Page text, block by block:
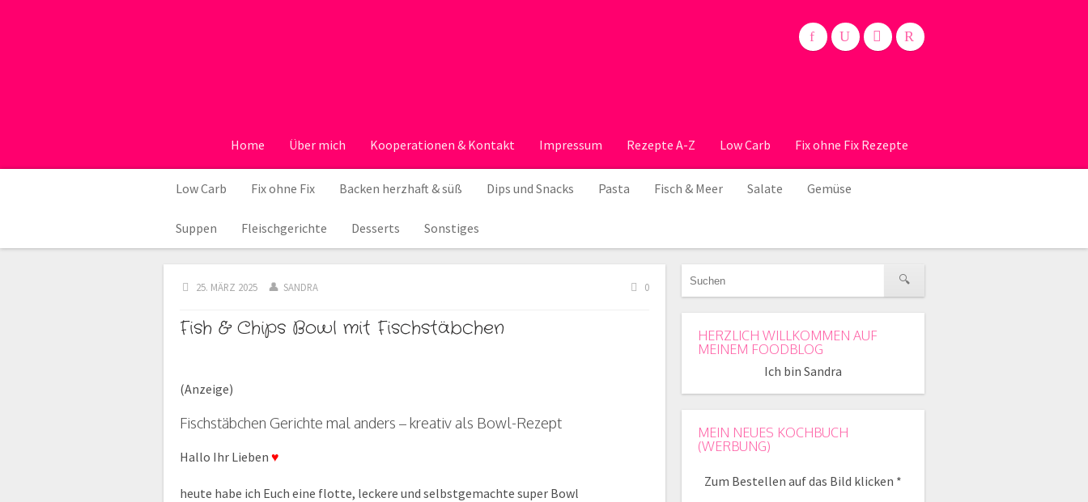
Home Über mich Kooperationen & Kontakt Impressum Rezepte A-Z Low Carb Fix ohne Fix Rezepte
Low Carb Fix ohne Fix Backen herzhaft & süß Dips und Snacks Pasta Fisch & Meer Salate Gemüse
Suppen Fleischgerichte Desserts Sonstiges
25. MÄRZ 2025 SANDRA 0
Fish & Chips Bowl mit Fischstäbchen
(Anzeige)
Fischstäbchen Gerichte mal anders – kreativ als Bowl-Rezept
Hallo Ihr Lieben ♥
heute habe ich Euch eine flotte, leckere und selbstgemachte super Bowl
HERZLICH WILLKOMMEN AUF
MEINEM FOODBLOG
Ich bin Sandra
MEIN NEUES KOCHBUCH
(WERBUNG)
Zum Bestellen auf das Bild klicken *